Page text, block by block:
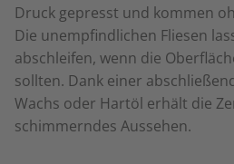
Druck gepresst und kommen
Die unempfindlichen Fliesen
abschleifen, wenn die
sollten. Dank einer
Wachs oder Hartöl erhält die
schimmerndes Aussehen.